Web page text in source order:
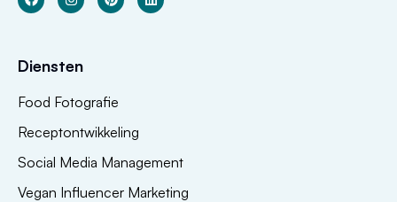
Diensten
Food Fotografie
Receptontwikkeling
Social Media Management
Vegan Influencer Marketing